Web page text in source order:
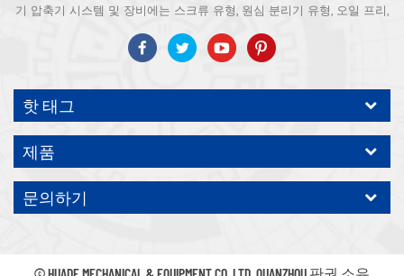
기 압축기 시스템 및 장비에는 스크류 유형, 원심 분리기 유형, 오일 프리,
스크롤 유형, 피스톤 유형, 건조기, 필터, 배수기, 완전한 공기 압축기 생산
라인 등이 포함됩니다. 보다 300 가지 유형의 공기 압축기 산업 전문가
우리 회사는 보다 30 년 경력 from 압력 용기, 전기 모터, 정밀 부품 가공
및 장비에 대한 최고의 부품 주조 조립. 또한 우리 회사는 영구 자석 서보
모터의 자체 핵심 프로세스를 개발하고 관련 기술 특허를 획득하여 국가
에너지 절약 및 환경 보호 기술 발전에 기여했습니다. 우리 자신의 브랜
드 공기 압축기를 기대하십시오, ODM / OEM 수락입니다.
핫 태그
제품
문의하기